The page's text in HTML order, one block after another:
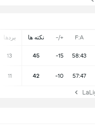
F:A
+/- نکته ها بردها
58:43
-15
45
13
57:47
-10
42
11